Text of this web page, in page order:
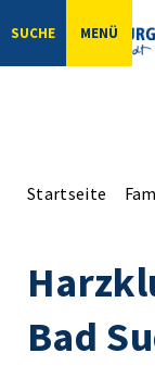
SUCHE MENÜ
Startseite
Bad